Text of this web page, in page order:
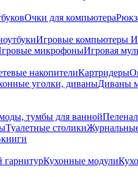
Очки для компьютера
Игровые компьютеры
микрофоныИгровая
накопителиКартридеры
уголки, диваныДиваны
тумбы для ванной
Туалетные столики
гарнитурКухонные модули